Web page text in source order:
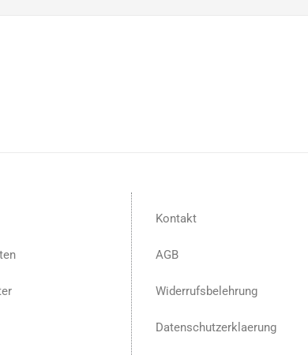
Kontakt
AGB
Widerrufsbelehrung
Datenschutzerklaerung